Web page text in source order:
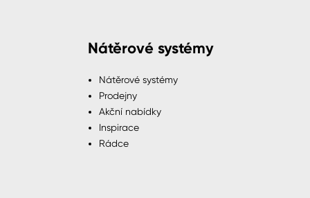
Nátěrové systémy
Nátěrové systémy
Prodejny
Akční nabídky
Inspirace
Rádce